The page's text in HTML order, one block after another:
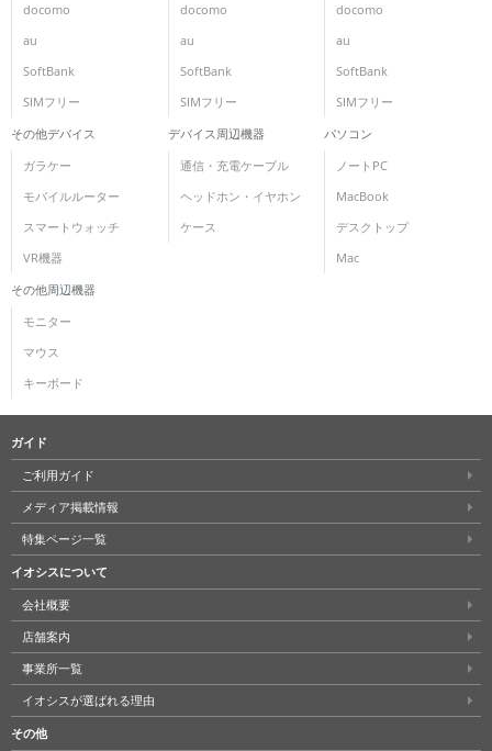
docomo
au
SoftBank
SIMフリー
docomo
au
SoftBank
SIMフリー
docomo
au
SoftBank
SIMフリー
その他デバイス
ガラケー
モバイルルーター
スマートウォッチ
VR機器
デバイス周辺機器
通信・充電ケーブル
ヘッドホン・イヤホン
ケース
パソコン
ノートPC
MacBook
デスクトップ
Mac
その他周辺機器
モニター
マウス
キーボード
ガイド
ご利用ガイド
メディア掲載情報
特集ページ一覧
イオシスについて
会社概要
店舗案内
事業所一覧
イオシスが選ばれる理由
その他